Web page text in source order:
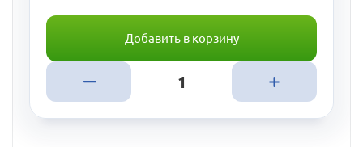
Добавить в корзину